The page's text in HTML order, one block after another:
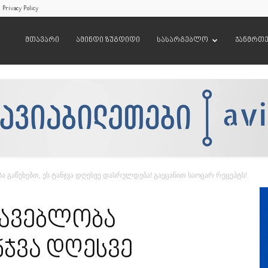
Privacy Policy
მთავარი ამინდი ზუგდიდი სასარგებლო
გაწუხებთ, ეს ტანჯვა დღესვე დასრულდება! გაეცანით საოცარ რეცეპტს!
დღესვე